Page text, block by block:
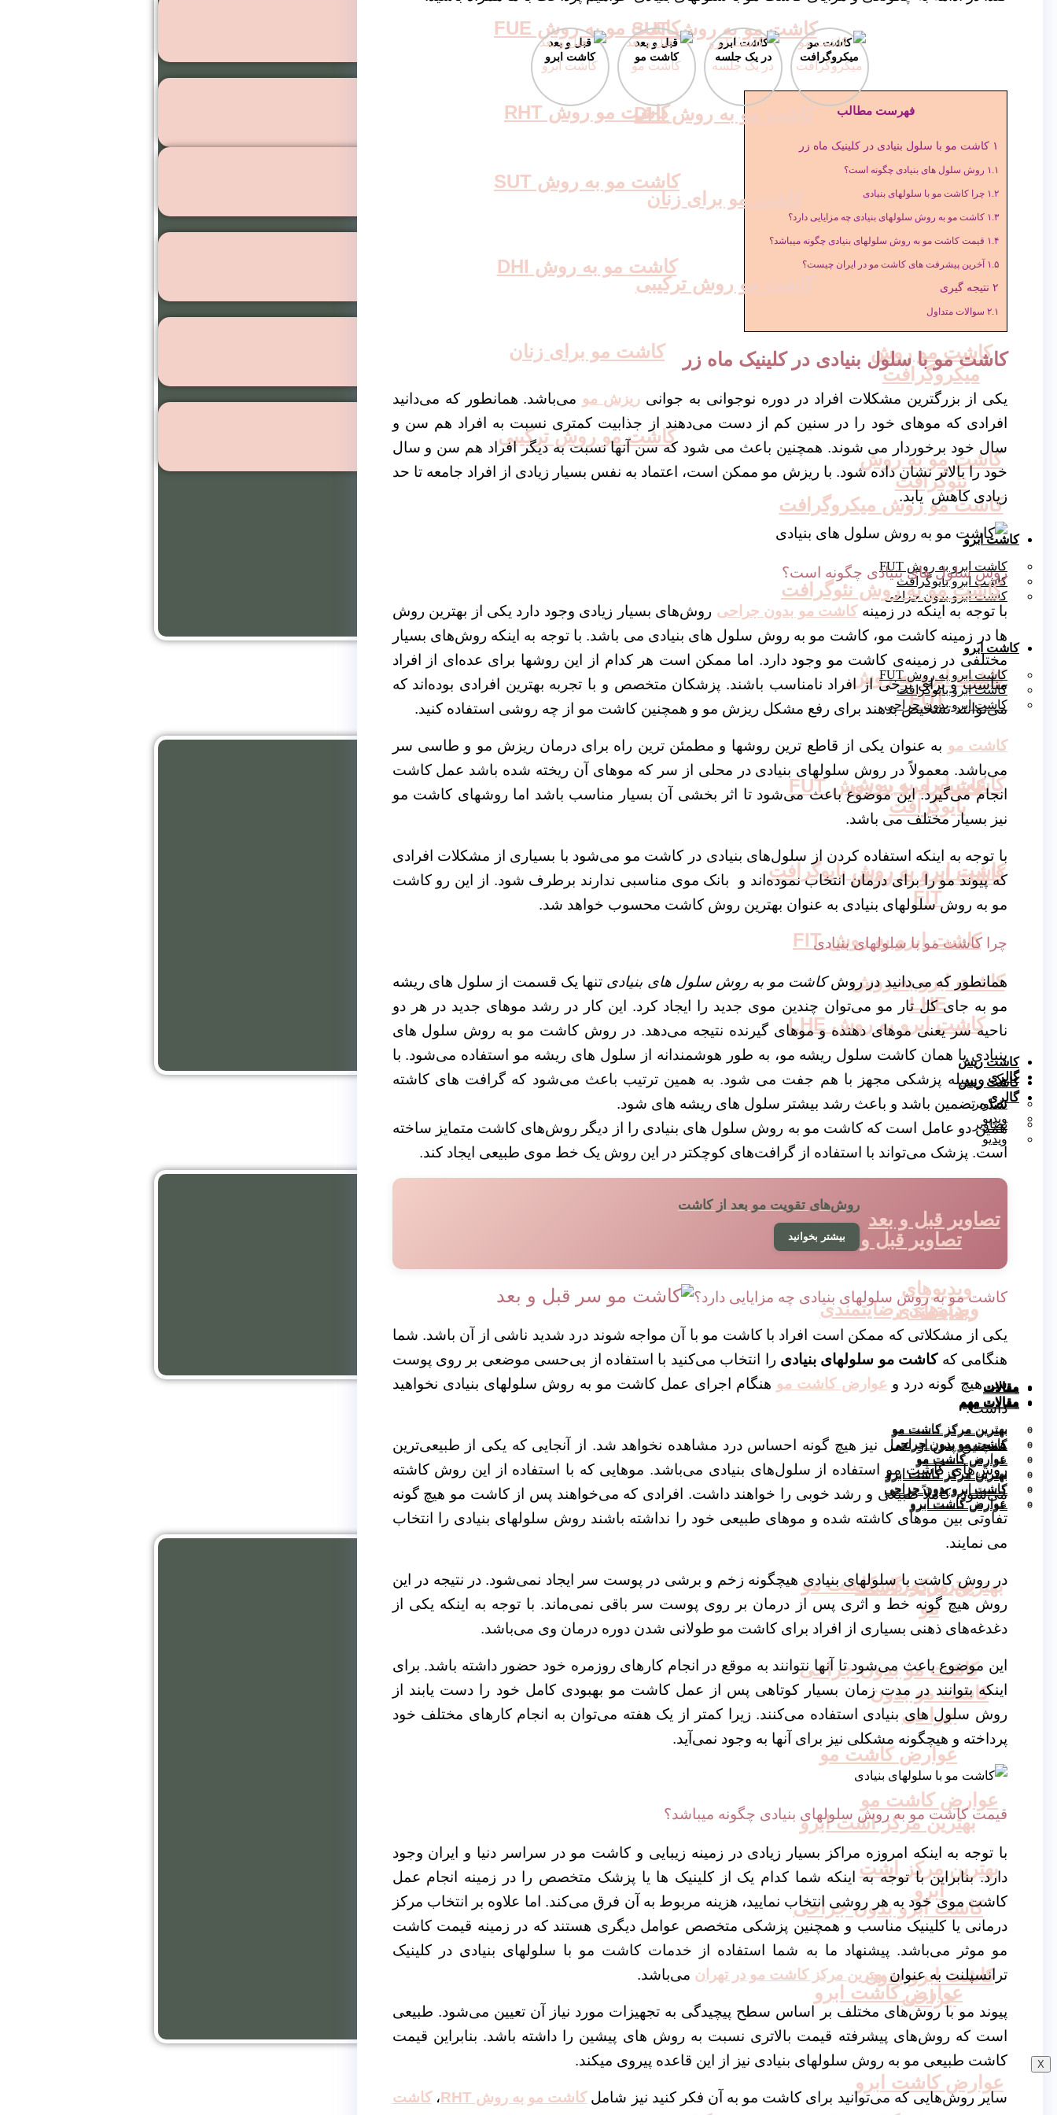
کاشت مو به روش SUT
کاشت مو به روش DHI
کاشت مو برای زنان
کاشت مو روش ترکیبی
کاشت مو روش
میکروگرافت
کاشت مو به روش
نئوگرافت
کاشت ابرو
کاشت ابرو به روش FUT
کاشت ابرو بایوگرافت
کاشت ابرو بدون جراحی
کاشت ابرو به روش
FUT
کاشت ابرو به روش
بایوگرافت
کاشت ابرو به روش
FIT
کاشت ابرو به روش
LHE
کاشت ریش
گالری
تصاویر
ویدیو
تصاویر قبل و بعد
ویدیوهای
رضایتمندی
مقالات
مقالات مهم
بهترین مرکز کاشت مو
کاشت مو بدون جراحی
عوارض کاشت مو
بهترین مرکز کاشت ابرو
کاشت ابرو بدون جراحی
عوارض کاشت ابرو
بهترین مرکز کاشت
مو
کاشت مو بدون
جراحی
عوارض کاشت مو
بهترین مرکز اشت
ابرو
کاشت ابرو بدون
جراحی
عوارض کاشت ابرو
کاشت مو به روش FUE
کاشت مو روش RHT
کاشت مو به روش SUT
کاشت مو به روش DHI
کاشت مو برای زنان
کاشت مو روش ترکیبی
کاشت مو روش میکروگرافت
کاشت مو به روش نئوگرافت
کاشت ابرو
کاشت ابرو به روش FUT
کاشت ابرو بایوگرافت
کاشت ابرو بدون جراحی
کاشت ابرو به روش FUT
کاشت ابرو به روش بایوگرافت
کاشت ابرو به روش FIT
کاشت ابرو به روش LHE
کاشت ریش
گالری
تصاویر
ویدیو
تصاویر قبل و بعد
ویدیوهای رضایتمندی
مقالات
مقالات مهم
بهترین مرکز کاشت مو
کاشت مو بدون جراحی
عوارض کاشت مو
بهترین مرکز کاشت ابرو
کاشت ابرو بدون جراحی
عوارض کاشت ابرو
بهترین مرکز کاشت مو
کاشت مو بدون جراحی
عوارض کاشت مو
بهترین مرکز اشت ابرو
کاشت ابرو بدون جراحی
عوارض کاشت ابرو
X
کاشت مو
میکروگرافت
کاشت ابرو
در یک جلسه
قبل و بعد
کاشت مو
قبل و بعد
کاشت ابرو
فهرست مطالب
۱ کاشت مو با سلول بنیادی در کلینیک ماه زر
۱.۱ روش سلول های بنیادی چگونه است؟
۱.۲ چرا کاشت مو با سلولهای بنیادی
۱.۳ کاشت مو به روش سلولهای بنیادی چه مزایایی دارد؟
۱.۴ قیمت کاشت مو به روش سلولهای بنیادی چگونه میباشد؟
۱.۵ آخرین پیشرفت های کاشت مو در ایران چیست؟
۲ نتیجه گیری
۲.۱ سوالات متداول
کاشت مو با سلول بنیادی در کلینیک ماه زر
یکی از بزرگترین مشکلات افراد در دوره نوجوانی به جوانی ریزش مو می‌باشد. همانطور که می‌دانید
افرادی که موهای خود را در سنین کم از دست می‌دهند از جذابیت کمتری نسبت به افراد هم سن و
سال خود برخوردار می شوند. همچنین باعث می شود که سن آنها نسبت به دیگر افراد هم سن و سال
خود را بالاتر نشان داده شود. با ریزش مو ممکن است، اعتماد به نفس بسیار زیادی از افراد جامعه تا حد
زیادی کاهش یابد.
روش سلول های بنیادی چگونه است؟
با توجه به اینکه در زمینهکاشت مو بدون جراحی روش‌های بسیار زیادی وجود دارد یکی از بهترین روش
ها در زمینه کاشت مو، کاشت مو به روش سلول های بنیادی می باشد. با توجه به اینکه روش‌های بسیار
مختلفی در زمینه‌ی کاشت مو وجود دارد. اما ممکن است هر کدام از این روشها برای عده‌ای از افراد
مناسب و برای برخی از افراد نامناسب باشند. پزشکان متخصص و با تجربه بهترین افرادی بوده‌اند که
می‌توانند تشخیص بدهند برای رفع مشکل ریزش مو و همچنین کاشت مو از چه روشی استفاده کنید.
کاشت مو به عنوان یکی از قاطع ترین روشها و مطمئن ترین راه برای درمان ریزش مو و طاسی سر
می‌باشد. معمولاً در روش سلولهای بنیادی در محلی از سر که موهای آن ریخته شده باشد عمل کاشت
انجام می‌گیرد. این موضوع باعث می‌شود تا اثر بخشی آن بسیار مناسب باشد اما روشهای کاشت مو
نیز بسیار مختلف می باشد.
با توجه به اینکه استفاده کردن از سلول‌های بنیادی در کاشت مو می‌شود با بسیاری از مشکلات افرادی
که پیوند مو را برای درمان انتخاب نموده‌اند و بانک موی مناسبی ندارند برطرف شود. از این رو کاشت
مو به روش سلولهای بنیادی به عنوان بهترین روش کاشت محسوب خواهد شد.
چرا کاشت مو با سلولهای بنیادی
همانطور که می‌دانید در روشکاشت مو به روش سلول های بنیادی تنها یک قسمت از سلول های ریشه
مو به جای کل تار مو می‌توان چندین موی جدید را ایجاد کرد. این کار در رشد موهای جدید در هر دو
ناحیه سر یعنی موهای دهنده و موهای گیرنده نتیجه می‌دهد. در روش کاشت مو به روش سلول های
بنیادی یا همان کاشت سلول ریشه مو، به طور هوشمندانه از سلول های ریشه مو استفاده می‌شود. با
یک وسیله پزشکی مجهز با هم جفت می شود. به همین ترتیب باعث می‌شود که گرافت های کاشته
شده تضمین باشد و باعث رشد بیشتر سلول های ریشه های شود.
همین دو عامل است که کاشت مو به روش سلول های بنیادی را از دیگر روش‌های کاشت متمایز ساخته
است. پزشک می‌تواند با استفاده از گرافت‌های کوچکتر در این روش یک خط موی طبیعی ایجاد کند.
روش‌‌های تقویت مو بعد از کاشت
بیشتر بخوانید
کاشت مو به روش سلولهای بنیادی چه مزایایی دارد؟
یکی از مشکلاتی که ممکن است افراد با کاشت مو با آن مواجه شوند درد شدید ناشی از آن باشد. شما
هنگامی کهکاشت مو سلولهای بنیادی را انتخاب می‌کنید با استفاده از بی‌حسی موضعی بر روی پوست
سر هیچ گونه درد و عوارض کاشت مو هنگام اجرای عمل کاشت مو به روش سلولهای بنیادی نخواهید
داشت.
همچنین پس از عمل نیز هیچ گونه احساس درد مشاهده نخواهد شد. از آنجایی که یکی از طبیعی‌ترین
روش‌های کاشت مو استفاده از سلول‌های بنیادی می‌باشد. موهایی که با استفاده از این روش کاشته
می‌شود، کاملاً طبیعی و رشد خوبی را خواهند داشت. افرادی که می‌خواهند پس از کاشت مو هیچ گونه
تفاوتی بین موهای کاشته شده و موهای طبیعی خود را نداشته باشند روش سلولهای بنیادی را انتخاب
می نمایند.
در روش کاشت با سلولهای بنیادی هیچگونه زخم و برشی در پوست سر ایجاد نمی‌شود. در نتیجه در این
روش هیچ گونه خط و اثری پس از درمان بر روی پوست سر باقی نمی‌ماند. با توجه به اینکه یکی از
دغدغه‌های ذهنی بسیاری از افراد برای کاشت مو طولانی شدن دوره درمان وی می‌باشد.
این موضوع باعث می‌شود تا آنها نتوانند به موقع در انجام کارهای روزمره خود حضور داشته باشد. برای
اینکه بتوانند در مدت زمان بسیار کوتاهی پس از عمل کاشت مو بهبودی کامل خود را دست یابند از
روش‌ سلول های بنیادی استفاده می‌کنند. زیرا کمتر از یک هفته می‌توان به انجام کارهای مختلف خود
پرداخته و هیچگونه مشکلی نیز برای آنها به وجود نمی‌آید.
قیمت کاشت مو به روش سلولهای بنیادی چگونه میباشد؟
با توجه به اینکه امروزه مراکز بسیار زیادی در زمینه زیبایی و کاشت مو در سراسر دنیا و ایران وجود
دارد. بنابراین با توجه به اینکه شما کدام یک از کلینیک ها یا پزشک متخصص را در زمینه انجام عمل
کاشت موی خود به هر روشی انتخاب نمایید، هزینه مربوط به آن فرق می‌کند. اما علاوه بر انتخاب مرکز
درمانی یا کلینیک مناسب و همچنین پزشکی متخصص عوامل دیگری هستند که در زمینه قیمت کاشت
مو موثر می‌باشد. پیشنهاد ما به شما استفاده از خدمات کاشت مو با سلولهای بنیادی در کلینیک
ترانسپلنت به عنوانبهترین مرکز کاشت مو در تهران می‌باشد.
پیوند مو با روش‌های مختلف بر اساس سطح پیچیدگی به تجهیزات مورد نیاز آن تعیین می‌شود. طبیعی
است که روش‌های پیشرفته قیمت بالاتری نسبت به روش های پیشین را داشته باشد. بنابراین قیمت
کاشت طبیعی مو به روش سلولهای بنیادی نیز از این قاعده پیروی میکند.
سایر روش‌هایی که می‌توانید برای کاشت مو به آن فکر کنید نیز شاملکاشت مو به روش RHT ،کاشت